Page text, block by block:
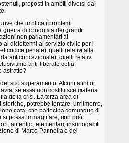
proposti in ambiti diversi dal
che implica i problemi
guerra di conquista dei grandi
non parlamentari al
ai diciottenni al servizio civile per i
codice penale), quelli relativi alla
anticoncezionale), quelli relativi
anti-liberale della
astratto?
suo superamento. Alcuni anni or
se essa non costituisce materia
della crisi. La terza area di
potrebbe tentare, umilmente,
data, che partecipa comunque di
possa immaginare, non può
autentici, elementari, insurrogabili
di Marco Pannella e dei